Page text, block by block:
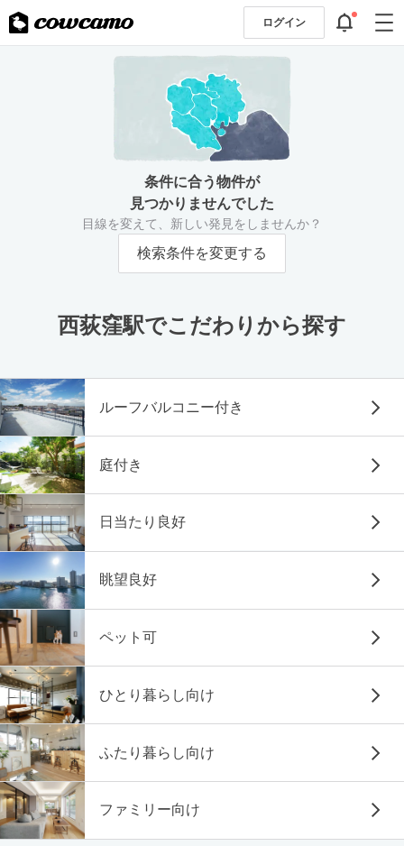
ログイン
条件に合う物件が
見つかりませんでした
目線を変えて、新しい発見をしませんか？
検索条件を変更する
西荻窪駅でこだわりから探す
ルーフバルコニー付き
庭付き
日当たり良好
眺望良好
ペット可
ひとり暮らし向け
ふたり暮らし向け
ファミリー向け